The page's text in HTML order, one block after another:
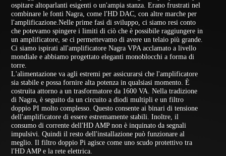
ospitare altoparlanti esigenti o un'ampia stanza. Erano frustrati nel
combinare le fonti Nagra, come l'HD DAC, con altre marche per
l'amplificazione.​ Nelle prime fasi di sviluppo, ci siamo resi conto
che potevamo spingere i limiti di ciò che è possibile raggiungere in
un amplificatore, se ci permettevamo di avere un telaio più grande.
Ci siamo ispirati all'amplificatore Nagra VPA acclamato a livello
mondiale e abbiamo progettato eleganti monoblocchi a forma di
torre.
L'alimentazione va agli estremi per assicurarsi che l'amplificatore
sia stabile e possa fornire alta potenza in qualsiasi momento. È
costruita attorno a un trasformatore da 1600 VA. Nella tradizione
di Nagra, è seguito da un circuito a diodi multipli e un filtro
doppio PI molto complesso. Questo consente ai binari di tensione
dell'amplificatore di essere estremamente stabili. Inoltre, il
consumo di corrente dell'HD AMP non è inquinato da segnali
impulsivi. Quindi il resto dell'installazione può funzionare al
meglio. Il filtro doppio Pi agisce come uno scudo protettivo tra
l'HD AMP e la rete elettrica.